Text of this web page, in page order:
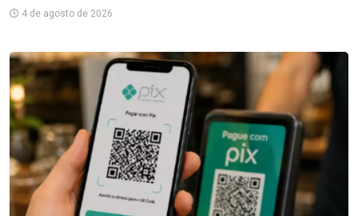
4 de agosto de 2026